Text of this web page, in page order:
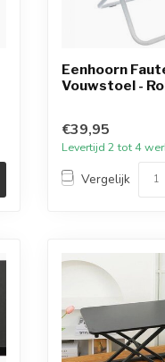
Eenhoorn
Vouwstoel -
€39,95
Levertijd 2 tot 4
Vergelijk